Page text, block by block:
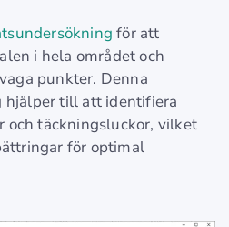
för att
i hela området och
punkter. Denna
hjälper till att identifiera
och täckningsluckor, vilket
för optimal